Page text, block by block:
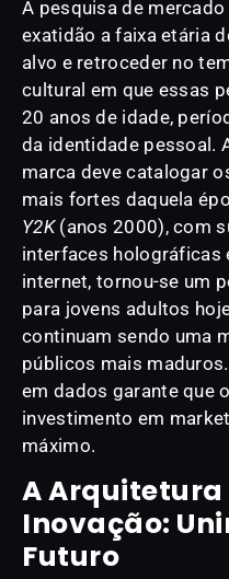
A pesquisa de
exatidão a faixa etária
alvo e retroceder no
cultural em que essas
20 anos de idade,
da identidade pessoal.
marca deve catalogar
mais fortes daquela
Y2K(anos 2000), com
interfaces holográficas
internet, tornou-se um
para jovens adultos
continuam sendo uma
públicos mais
em dados garante que
investimento em
máximo.
A Arquitetura
Inovação:
Futuro